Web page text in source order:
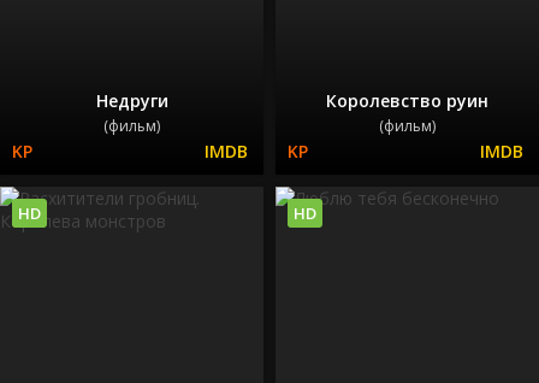
Недруги
(фильм)
Королевство руин
(фильм)
HD HD